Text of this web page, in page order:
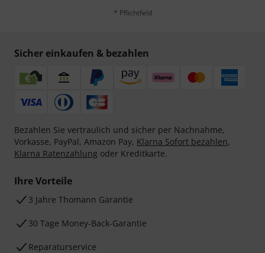
* Pflichtfeld
Sicher einkaufen & bezahlen
Bezahlen Sie vertraulich und sicher per Nachnahme,
Vorkasse, PayPal, Amazon Pay, Klarna Sofort bezahlen,
Klarna Ratenzahlung oder Kreditkarte.
Ihre Vorteile
3 Jahre Thomann Garantie
30 Tage Money-Back-Garantie
Reparaturservice